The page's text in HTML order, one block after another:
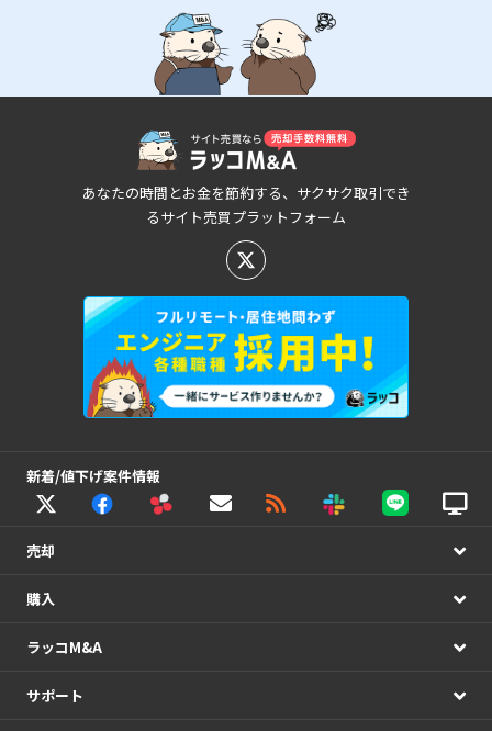
あなたの時間とお金を節約する、サクサク取引でき
るサイト売買プラットフォーム
新着/値下げ案件情報
売却
購入
ラッコM&A
サポート